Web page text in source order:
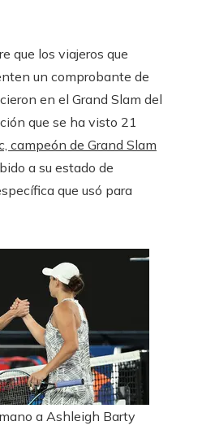
que los viajeros que
un comprobante de
en el Grand Slam del
que se ha visto 21
campeón de Grand Slam
a su estado de
que usó para
a Ashleigh Barty